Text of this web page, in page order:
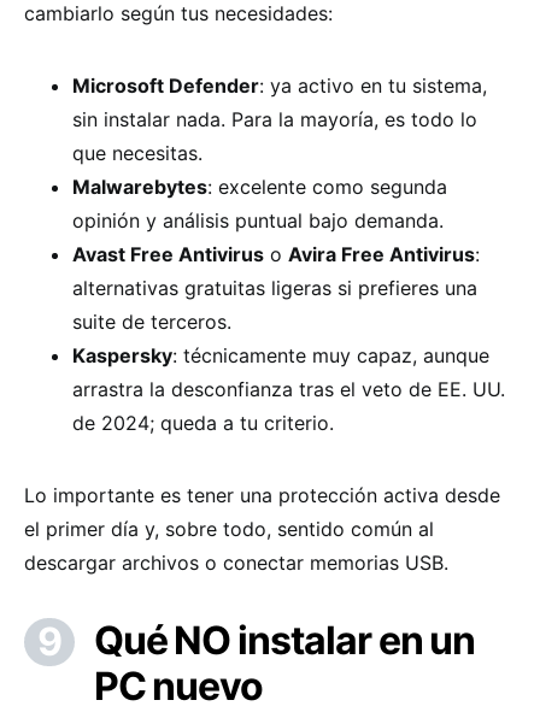
cambiarlo según tus necesidades:
Microsoft Defender: ya activo en tu sistema,
sin instalar nada. Para la mayoría, es todo lo
que necesitas.
Malwarebytes: excelente como segunda
opinión y análisis puntual bajo demanda.
Avast Free Antivirus o Avira Free Antivirus:
alternativas gratuitas ligeras si prefieres una
suite de terceros.
Kaspersky: técnicamente muy capaz, aunque
arrastra la desconfianza tras el veto de EE. UU.
de 2024; queda a tu criterio.
Lo importante es tener una protección activa desde
el primer día y, sobre todo, sentido común al
descargar archivos o conectar memorias USB.
Qué NO instalar en un
PC nuevo